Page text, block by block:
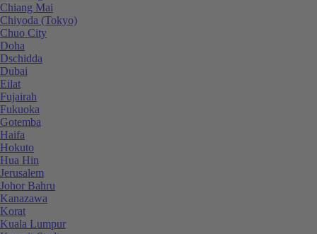
Chiang Mai
Chiyoda (Tokyo)
Chuo City
Doha
Dschidda
Dubai
Eilat
Fujairah
Fukuoka
Gotemba
Haifa
Hokuto
Hua Hin
Jerusalem
Johor Bahru
Kanazawa
Korat
Kuala Lumpur